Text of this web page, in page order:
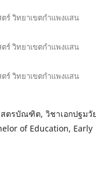
ร์ วิทยาเขตกำแพงแสน
ร์ วิทยาเขตกำแพงแสน
ร์ วิทยาเขตกำแพงแสน
ตรบัณฑิต, วิชาเอกปฐมวัย
of Education, Early